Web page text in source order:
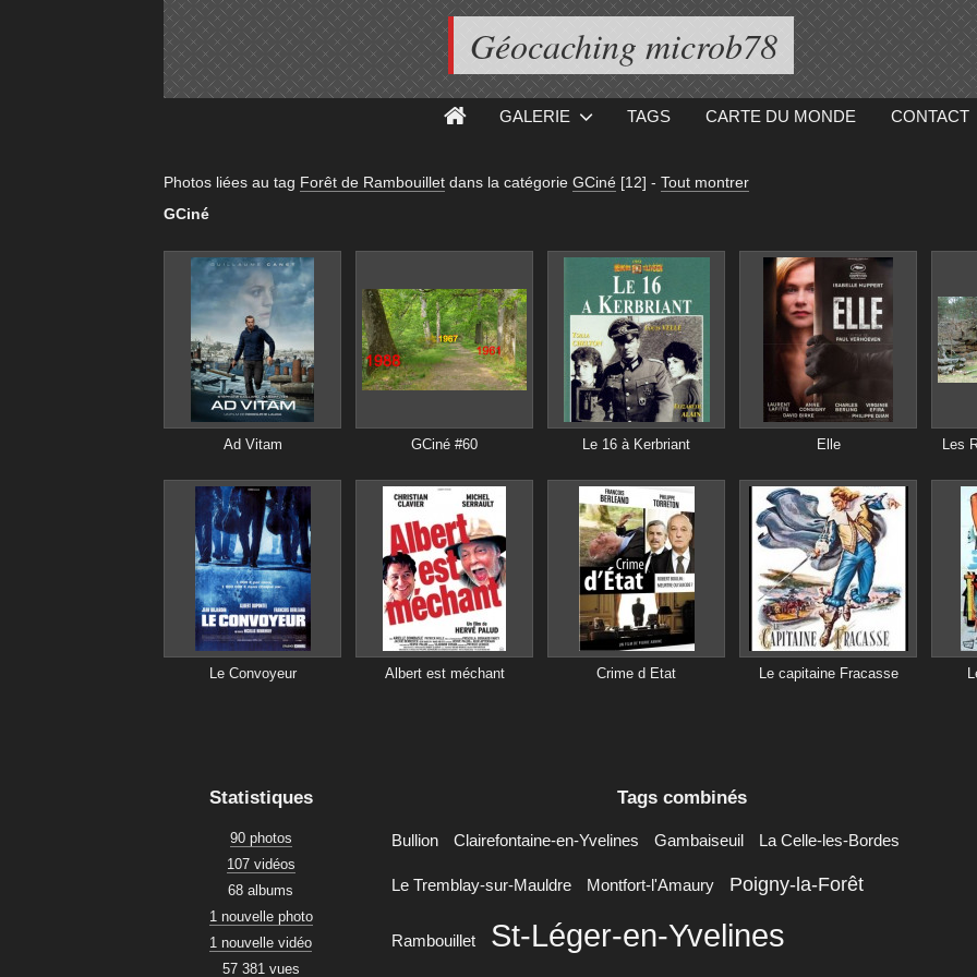
Géocaching microb78
GALERIE TAGS CARTE DU MONDE CONTACT
Photos liées au tag Forêt de Rambouilletdans la catégorie GCiné [12] - Tout montrer
GCiné
Ad Vitam GCiné #60 Le 16 à Kerbriant Elle Les
Le Convoyeur Albert est méchant Crime d Etat Le capitaine Fracasse
Statistiques
90 photos
107 vidéos
68 albums
1 nouvelle photo
1 nouvelle vidéo
57 381 vues
Tags combinés
Bullion Clairefontaine-en-Yvelines Gambaiseuil La Celle-les-Bordes
Le Tremblay-sur-Mauldre Montfort-l'Amaury Poigny-la-Forêt
Rambouillet St-Léger-en-Yvelines